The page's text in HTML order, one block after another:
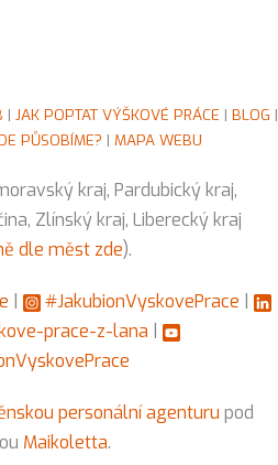
| JAK POPTAT VÝŠKOVÉ PRÁCE | BLOG |
PŮSOBÍME? | MAPA WEBU
kraj, Pardubický kraj,
Zlínský kraj, Liberecký kraj
dle měst zde).
#JakubionVyskovePrace
prace-z-lana
personální agenturu pod
Maikoletta.